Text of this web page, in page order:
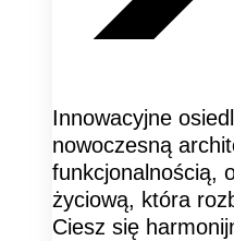
Innowacyjne
nowoczesną
funkcjonalnością,
życiową, która
Ciesz się